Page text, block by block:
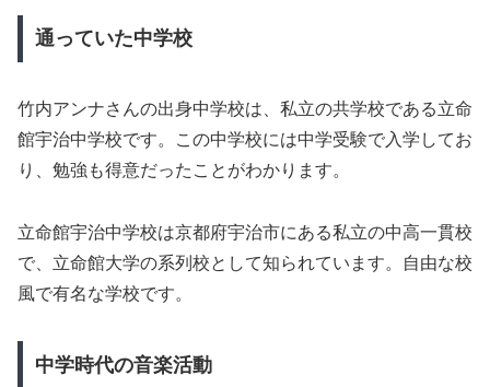
通っていた中学校
竹内アンナさんの出身中学校は、私立の共学校である立命
館宇治中学校です。この中学校には中学受験で入学してお
り、勉強も得意だったことがわかります。
立命館宇治中学校は京都府宇治市にある私立の中高一貫校
で、立命館大学の系列校として知られています。自由な校
風で有名な学校です。
中学時代の音楽活動